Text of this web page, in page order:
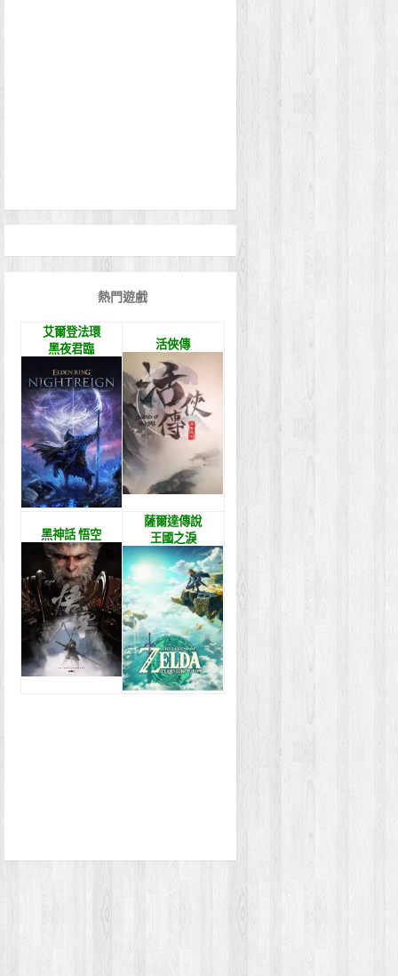
熱門遊戲
艾爾登法環
黑夜君臨
活俠傳
黑神話 悟空
薩爾達傳說
王國之淚